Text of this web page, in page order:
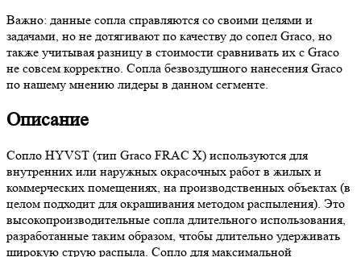
Важно: данные сопла справляются со своими целями и
задачами, но не дотягивают по качеству до сопел Graco, но
также учитывая разницу в стоимости сравнивать их с Graco
не совсем корректно. Сопла безвоздушного нанесения Graco
по нашему мнению лидеры в данном сегменте.
Описание
Сопло HYVST (тип Graco FRAC X) используются для
внутренних или наружных окрасочных работ в жилых и
коммерческих помещениях, на производственных объектах (в
целом подходит для окрашивания методом распыления). Это
высокопроизводительные сопла длительного использования,
разработанные таким образом, чтобы длительно удерживать
широкую струю распыла. Сопло для максимальной